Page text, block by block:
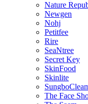
Nature
Newgen
Nohj
Petitfee
Rire
SeaNtree
Secret Key
SkinFood
Skinlite
The Face